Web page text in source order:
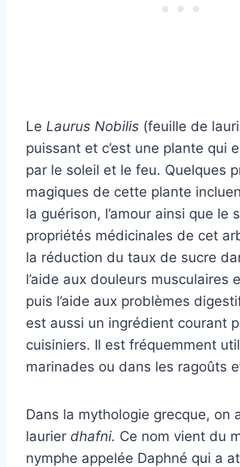
Le Laurus Nobilis (feuille de
puissant et c’est une plante qui
par le soleil et le feu. Quelques
magiques de cette plante
la guérison, l’amour ainsi que le
propriétés médicinales de cet
la réduction du taux de sucre
l’aide aux douleurs musculaires
puis l’aide aux problèmes
est aussi un ingrédient courant
cuisiniers. Il est fréquemment
marinades ou dans les ragoûts
Dans la mythologie grecque, on
laurier dhafni. Ce nom vient du
nymphe appelée Daphné qui a